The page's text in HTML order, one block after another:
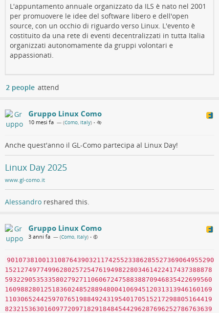
L'appuntamento annuale organizzato da ILS è nato nel 2001
per promuovere le idee del software libero e dell'open
source, con un occhio di riguardo verso Linux. L'evento è
costituito da una rete di eventi decentralizzati in tutta Italia
organizzati autonomamente da gruppi volontari e
appassionati.
2 people attend
Gruppo Linux Como
10 mesi fa — (Como, Italy) •
Anche quest'anno il GL-Como partecipa al Linux Day!
Linux Day 2025
www.gl-como.it
Alessandro reshared this.
Gruppo Linux Como
3 anni fa — (Como, Italy) •
90107381001310876439032117425523386285527369064955290
15212749774996280257254761949822803461422417437388878
59322905353358027927110606724758838870946835422699560
16098828012518360248528894800410694512031313946160169
11030652442597076519884924319540170515217298805164419
82321536301609772097182918484544296287696252786763639